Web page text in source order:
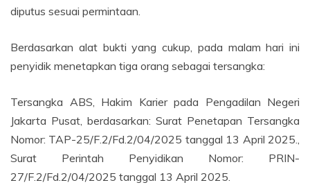
diputus sesuai permintaan.
Berdasarkan alat bukti yang cukup, pada malam hari ini
penyidik menetapkan tiga orang sebagai tersangka:
Tersangka ABS, Hakim Karier pada Pengadilan Negeri
Jakarta Pusat, berdasarkan: Surat Penetapan Tersangka
Nomor: TAP-25/F.2/Fd.2/04/2025 tanggal 13 April 2025.,
Surat Perintah Penyidikan Nomor: PRIN-
27/F.2/Fd.2/04/2025 tanggal 13 April 2025.